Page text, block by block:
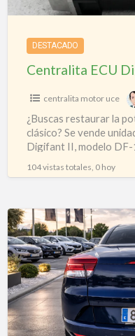
/
Audi
037906022BC
Original
DESTACADO
centralita motor uce
¿Buscas restaurar la
clásico? Se vende
Digifant II, modelo DF-
104 vistas totales, 0 hoy
Renault
Mégane
CC
GT
Line
1.5
dCi